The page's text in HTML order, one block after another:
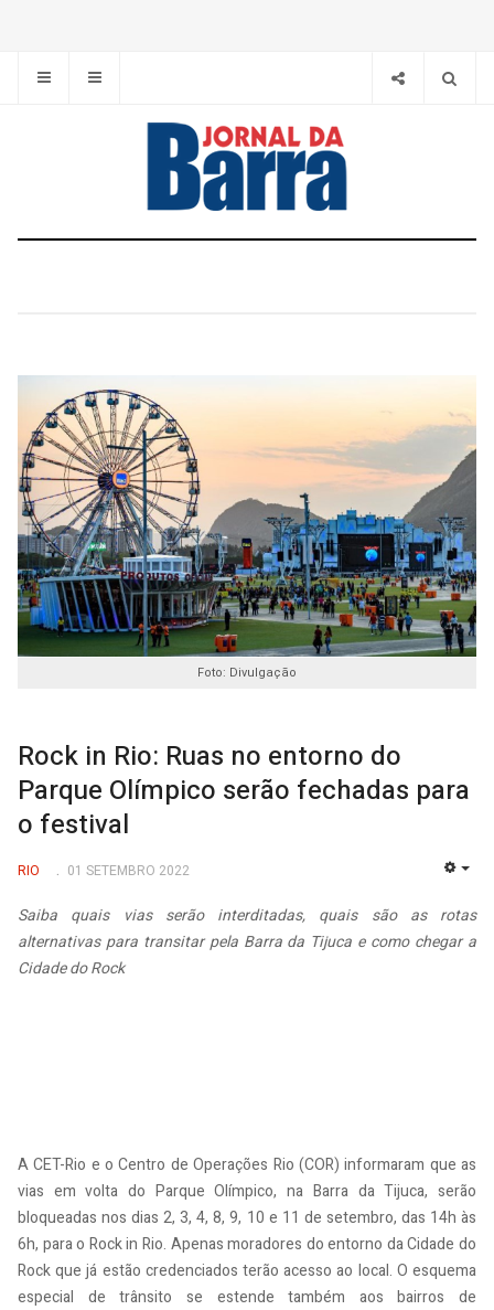
Foto: Divulgação
Rock in Rio: Ruas no entorno do
Parque Olímpico serão fechadas para
o festival
RIO 01 SETEMBRO 2022
Saiba quais vias serão interditadas, quais são as rotas
alternativas para transitar pela Barra da Tijuca e como chegar a
Cidade do Rock
A CET-Rio e o Centro de Operações Rio (COR) informaram que as
vias em volta do Parque Olímpico, na Barra da Tijuca, serão
bloqueadas nos dias 2, 3, 4, 8, 9, 10 e 11 de setembro, das 14h às
6h, para o Rock in Rio. Apenas moradores do entorno da Cidade do
Rock que já estão credenciados terão acesso ao local. O esquema
especial de trânsito se estende também aos bairros de